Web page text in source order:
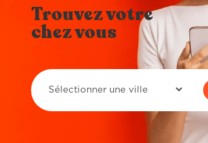
Trouvez votre
chez vous